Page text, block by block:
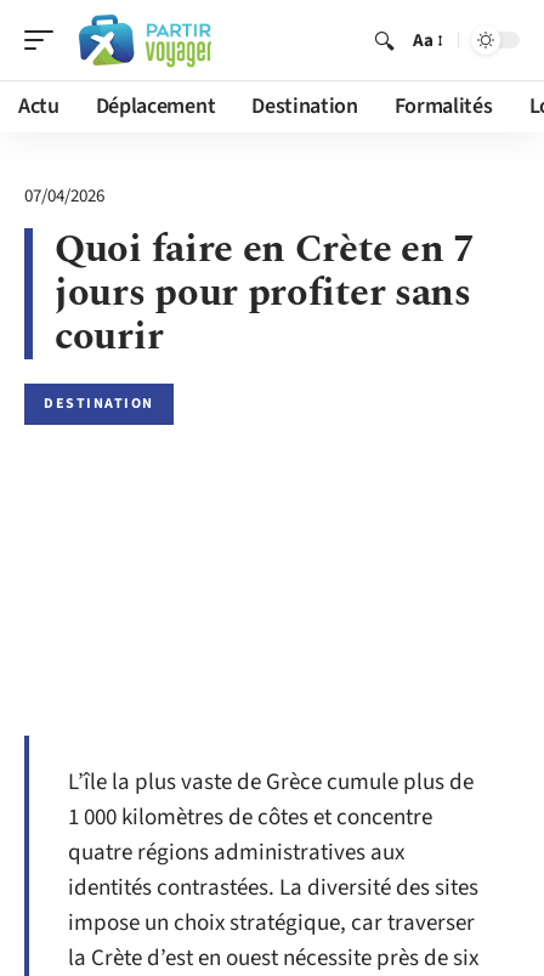
Aa
Actu Déplacement Destination Formalités
07/04/2026
Quoi faire en Crète en 7
jours pour profiter sans
courir
DESTINATION
L’île la plus vaste de Grèce cumule plus de
1 000 kilomètres de côtes et concentre
quatre régions administratives aux
identités contrastées. La diversité des sites
impose un choix stratégique, car traverser
la Crète d’est en ouest nécessite près de six